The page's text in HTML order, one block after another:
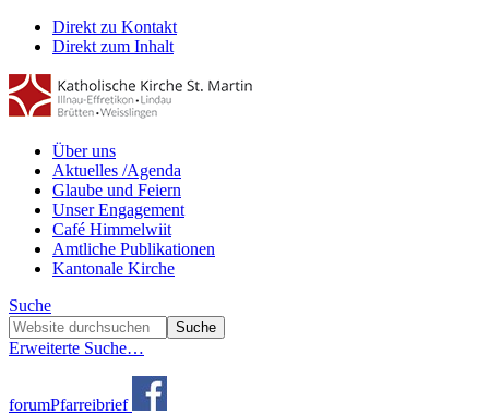
Direkt zu Kontakt
Direkt zum Inhalt
Über uns
Aktuelles /Agenda
Glaube und Feiern
Unser Engagement
Café Himmelwiit
Amtliche Publikationen
Kantonale Kirche
Suche
Erweiterte Suche…
forumPfarreibrief